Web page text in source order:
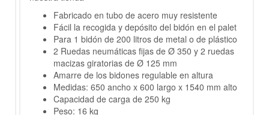
Fabricado en tubo de acero muy resistente
Fácil la recogida y depósito del bidón en el palet
Para 1 bidón de 200 litros de metal o de plástico
2 Ruedas neumáticas fijas de Ø 350 y 2 ruedas
macizas giratorias de Ø 125 mm
Amarre de los bidones regulable en altura
Medidas: 650 ancho x 600 largo x 1540 mm alto
Capacidad de carga de 250 kg
Peso: 16 kg